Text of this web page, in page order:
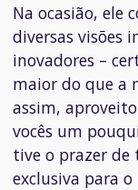
Na ocasião, ele
diversas visões
inovadores –
maior do que a
assim,
vocês um
tive o prazer de
exclusiva para o